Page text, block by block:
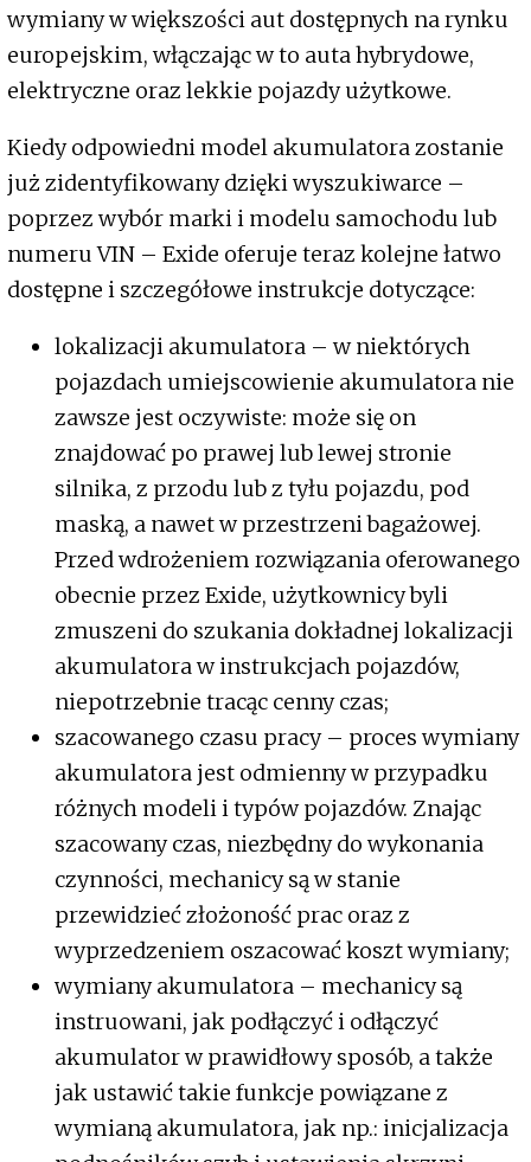
wymiany w większości aut dostępnych na rynku
europejskim, włączając w to auta hybrydowe,
elektryczne oraz lekkie pojazdy użytkowe.
Kiedy odpowiedni model akumulatora zostanie
już zidentyfikowany dzięki wyszukiwarce –
poprzez wybór marki i modelu samochodu lub
numeru VIN – Exide oferuje teraz kolejne łatwo
dostępne i szczegółowe instrukcje dotyczące:
lokalizacji akumulatora – w niektórych
pojazdach umiejscowienie akumulatora nie
zawsze jest oczywiste: może się on
znajdować po prawej lub lewej stronie
silnika, z przodu lub z tyłu pojazdu, pod
maską, a nawet w przestrzeni bagażowej.
Przed wdrożeniem rozwiązania oferowanego
obecnie przez Exide, użytkownicy byli
zmuszeni do szukania dokładnej lokalizacji
akumulatora w instrukcjach pojazdów,
niepotrzebnie tracąc cenny czas;
szacowanego czasu pracy – proces wymiany
akumulatora jest odmienny w przypadku
różnych modeli i typów pojazdów. Znając
szacowany czas, niezbędny do wykonania
czynności, mechanicy są w stanie
przewidzieć złożoność prac oraz z
wyprzedzeniem oszacować koszt wymiany;
wymiany akumulatora – mechanicy są
instruowani, jak podłączyć i odłączyć
akumulator w prawidłowy sposób, a także
jak ustawić takie funkcje powiązane z
wymianą akumulatora, jak np.: inicjalizacja